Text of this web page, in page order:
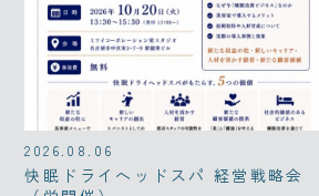
2026.08.06
快眠ドライヘッドスパ 経営戦略会